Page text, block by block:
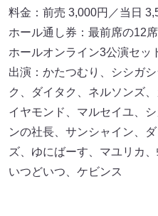
料金：前売 3,000円／当日
ホール通し券：最前席の12
ホールオンライン3公演セッ
出演：かたつむり、シシガ
ク、ダイタク、ネルソンズ
イヤモンド、マルセイユ、
ンの社長、サンシャイン、
ズ、ゆにばーす、マユリカ
いつどいつ、ケビンス